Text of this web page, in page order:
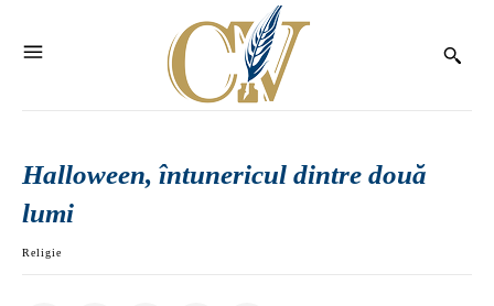
Halloween, întunericul dintre două
lumi
Religie